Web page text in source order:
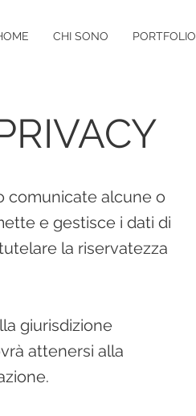
CHI SONO PORTFOLIO
comunicate alcune o
e gestisce i dati di
la riservatezza
giurisdizione
attenersi alla